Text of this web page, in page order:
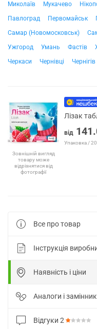
Миколаїв
Мукачево
Павлоград
Первомайськ
Самар (Новомосковськ)
Ужгород
Умань Фастів
Черкаси
Чернівці Чернігів
Зовнішній вигляд
товару може
відрізнятися від
фотографії
Лізак
від
Упаковка /
Все про товар
Інструкція
Наявність і ціни
Аналоги і
Відгуки 2